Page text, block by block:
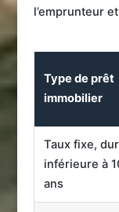
l’emprunteur
Type de prêt
immobilier
Taux fixe,
inférieure à
ans